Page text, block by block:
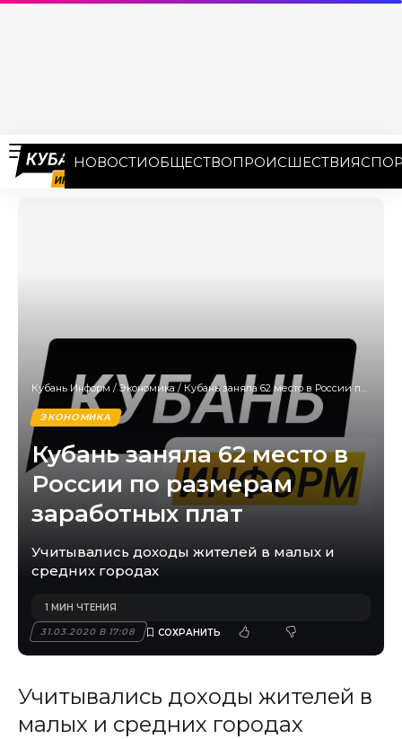
НОВОСТИОБЩЕСТВОПРОИСШЕСТВИЯ
Кубань Информ /Экономика / Кубань заняла 62 место в России по размерам заработных плат
ЭКОНОМИКА
Кубань заняла 62 место в
России по размерам
заработных плат
Учитывались доходы жителей в малых и
средних городах
31.03.2020 В 17:08
1 МИН ЧТЕНИЯ
Учитывались доходы жителей в
малых и средних городах